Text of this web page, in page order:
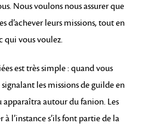
Nous voulons nous assurer que
d’achever leurs missions, tout en
qui vous voulez.
est très simple : quand vous
les missions de guilde en
autour du fanion. Les
l’instance s’ils font partie de la